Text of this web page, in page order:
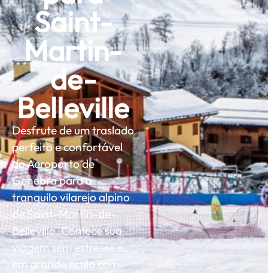
Saint-
Martin-
de-
Belleville
Desfrute de um traslado
perfeito e confortável
do Aeroporto de
Genebra para o
tranquilo vilarejo alpino
de Saint-Martin-de-
Belleville. Comece sua
viagem sem estresse e
em grande estilo com